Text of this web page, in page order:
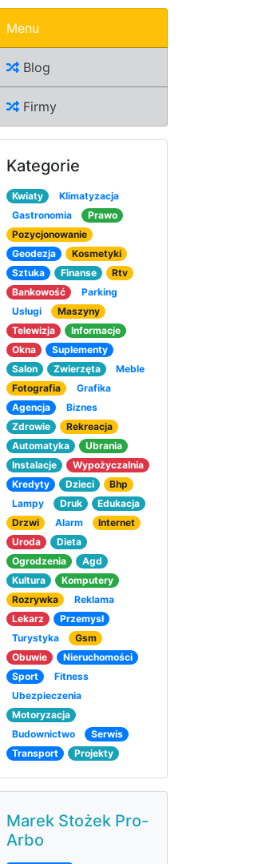
Menu
Blog
Firmy
Kategorie
Kwiaty
Klimatyzacja
Gastronomia
Prawo
Pozycjonowanie
Geodezja
Kosmetyki
Sztuka
Finanse
Rtv
Bankowość
Parking
Usługi
Maszyny
Telewizja
Informacje
Okna
Suplementy
Salon
Zwierzęta
Meble
Fotografia
Grafika
Agencja
Biznes
Zdrowie
Rekreacja
Automatyka
Ubrania
Instalacje
Wypożyczalnia
Kredyty
Dzieci
Bhp
Lampy
Druk
Edukacja
Drzwi
Alarm
Internet
Uroda
Dieta
Ogrodzenia
Agd
Kultura
Komputery
Rozrywka
Reklama
Lekarz
Przemysł
Turystyka
Gsm
Obuwie
Nieruchomości
Sport
Fitness
Ubezpieczenia
Motoryzacja
Budownictwo
Serwis
Transport
Projekty
Marek Stożek Pro-
Arbo